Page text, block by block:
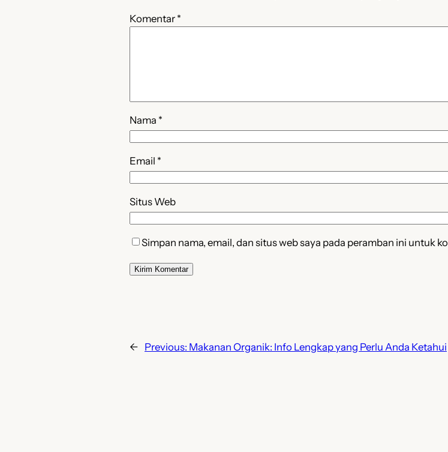
Komentar *
Nama *
Email *
Situs Web
Simpan nama, email, dan situs web saya pada peramban ini untuk
← Previous: Makanan Organik: Info Lengkap yang Perlu Anda Ketahui